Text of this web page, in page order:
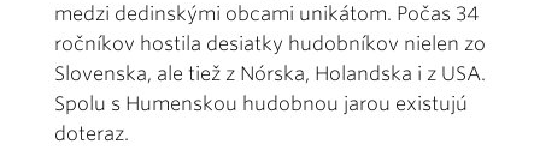
medzi dedinskými obcami unikátom. Počas 34
ročníkov hostila desiatky hudobníkov nielen zo
Slovenska, ale tiež z Nórska, Holandska i z USA.
Spolu s Humenskou hudobnou jarou existujú
doteraz.